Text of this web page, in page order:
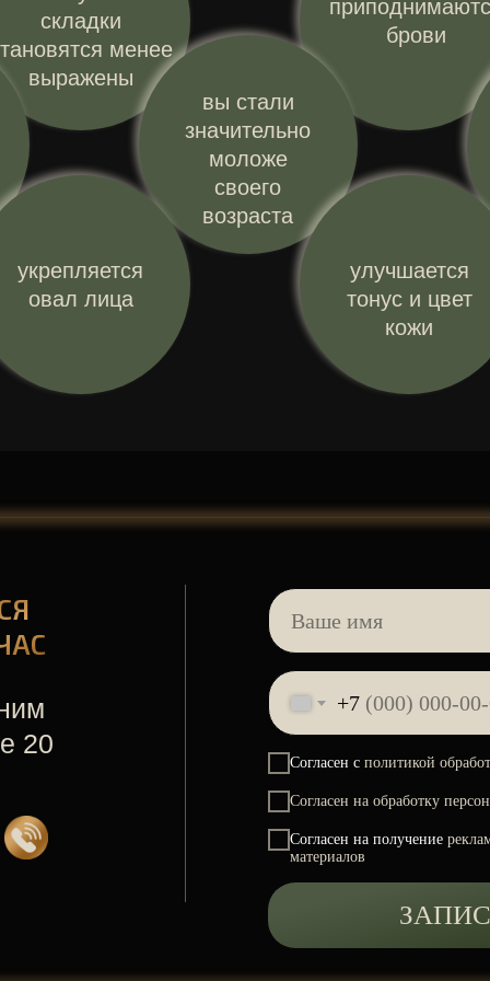
ЗАПИСАТЬСЯ НА
складки
менее
выражены
брови
вы стали
значительно
моложе
своего
возраста
укрепляется
овал лица
улучшается
тонус и цвет
кожи
20
+7
Cогласен с политикой
Согласен на обработку
Согласен на получение
материалов